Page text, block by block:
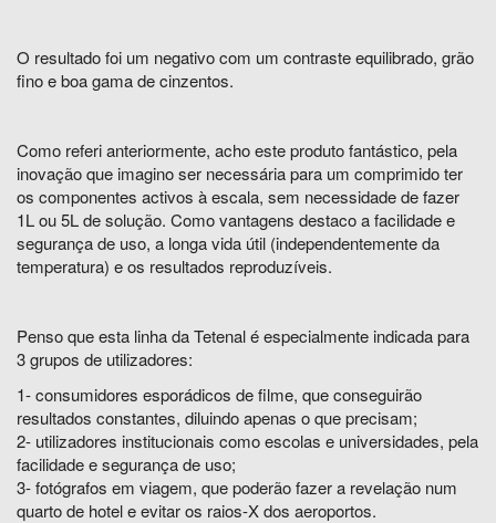
O resultado foi um negativo com um contraste equilibrado, grão
fino e boa gama de cinzentos.
Como referi anteriormente, acho este produto fantástico, pela
inovação que imagino ser necessária para um comprimido ter
os componentes activos à escala, sem necessidade de fazer
1L ou 5L de solução. Como vantagens destaco a facilidade e
segurança de uso, a longa vida útil (independentemente da
temperatura) e os resultados reproduzíveis.
Penso que esta linha da Tetenal é especialmente indicada para
3 grupos de utilizadores:
1- consumidores esporádicos de filme, que conseguirão
resultados constantes, diluindo apenas o que precisam;
2- utilizadores institucionais como escolas e universidades, pela
facilidade e segurança de uso;
3- fotógrafos em viagem, que poderão fazer a revelação num
quarto de hotel e evitar os raios-X dos aeroportos.